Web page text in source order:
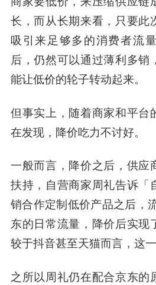
长，而从长期来看，只要此
吸引来足够多的消费者流
后，仍然可以通过薄利多销
能让低价的轮子转动起来。
但事实上，随着商家和平台
在发现，降价吃力不讨好。
一般而言，降价之后，供应
扶持，自营商家周礼告诉「
销合作定制低价产品之后，
东的日常流量，降价后实现
较于抖音甚至天猫而言，这
之所以周礼仍在配合京东的